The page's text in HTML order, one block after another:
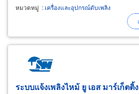
หมวดหมู่ : เครื่องและอุปกรณ์ดับเพลิง
ระบบแจ้งเพลิงไหม้ ยู เอส มาร์เก็ตติ้ง